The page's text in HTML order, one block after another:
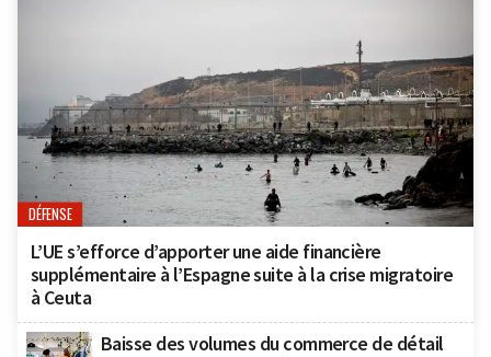
DÉFENSE
L’UE s’efforce d’apporter une aide financière
supplémentaire à l’Espagne suite à la crise migratoire
à Ceuta
Baisse des volumes du commerce de détail